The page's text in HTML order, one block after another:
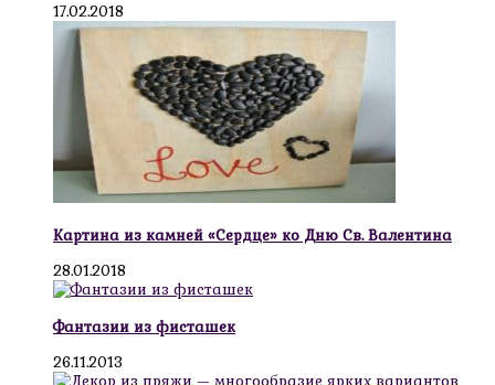
17.02.2018
Картина из камней «Сердце» ко Дню Св. Валентина
28.01.2018
Фантазии из фисташек
26.11.2013